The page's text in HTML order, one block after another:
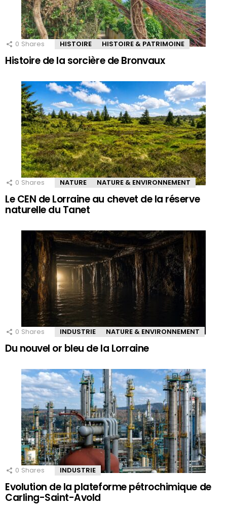
0 Shares HISTOIRE HISTOIRE & PATRIMOINE
Histoire de la sorcière de Bronvaux
0 Shares NATURE NATURE & ENVIRONNEMENT
Le CEN de Lorraine au chevet de la réserve
naturelle du Tanet
0 Shares INDUSTRIE NATURE & ENVIRONNEMENT
Du nouvel or bleu de la Lorraine
0 Shares INDUSTRIE
Evolution de la plateforme pétrochimique de
Carling-Saint-Avold